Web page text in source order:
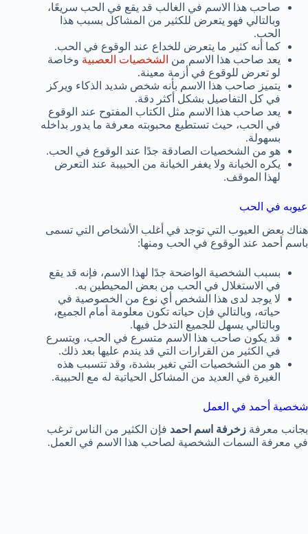
صاحب هذا الاسم في الغالب قد يقع في الحب سريعًا،
وبالتالي فهو يتعرض للكثير من المشاكل بسبب هذا
الحب.
كما أنه كثير ما يتعرض للخداع عند الوقوع في الحب.
يعد صاحب هذا الاسم من الشخصيات العصبية وخاصة
لو تعرض للوقوع في أزمة معينة.
يتميز صاحب هذا الاسم بأنه شخص شديد الذكاء ويركز
في كل التفاصيل بشكل أكثر دقة.
يعد صاحب هذا الاسم مثل الكتاب المفتوح عند الوقوع
في الحب، حيث تستطيع محبوبته معرفة ما يدور بداخله
بسهولة.
هو من الشخصيات الصادقة جدًا عند الوقوع في الحب.
يكره الخيانة ولا يغفر الخيانة من الحبيبة عند التعرض
لهذا الموقف.
عيوبه في الحب
هناك بعض العيوب التي توجد في أغلب الأشخاص التي تسمى
باسم أحمد عند الوقوع في الحب ومنها:
بسبب الشخصية الواضحة جدًا لهذا الاسم، فإنه قد يقع
في الاستغلال في الحب من بعض المحيطين به.
لا يوجد لدى هذا الشخص أي نوع من الخصوصية في
حياته، وبالتالي فإن حياته تكون معلومة أمام الجميع،
وبالتالي يسهل للجميع التدخل فيها.
قد يكون صاحب هذا الاسم متسرع في الحب، ويتسرع
في الكثير من القرارات التي قد يندم عليها بعد ذلك.
هو من الشخصيات التي تغير بشدة، وقد تتسبب هذه
الغيرة في العديد من المشاكل الحياتية له مع الحبيبة.
شخصية أحمد في العمل
بجانب معرفة زخرفة اسم احمد فإن الكثير من الناس ترغب
في معرفة السمات الشخصية لصاحب هذا الاسم في العمل.